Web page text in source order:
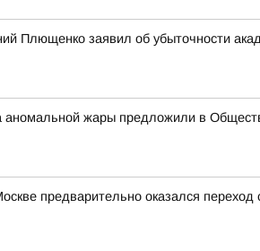
Плющенко заявил об убыточности
аномальной жары предложили в
предварительно оказался переход